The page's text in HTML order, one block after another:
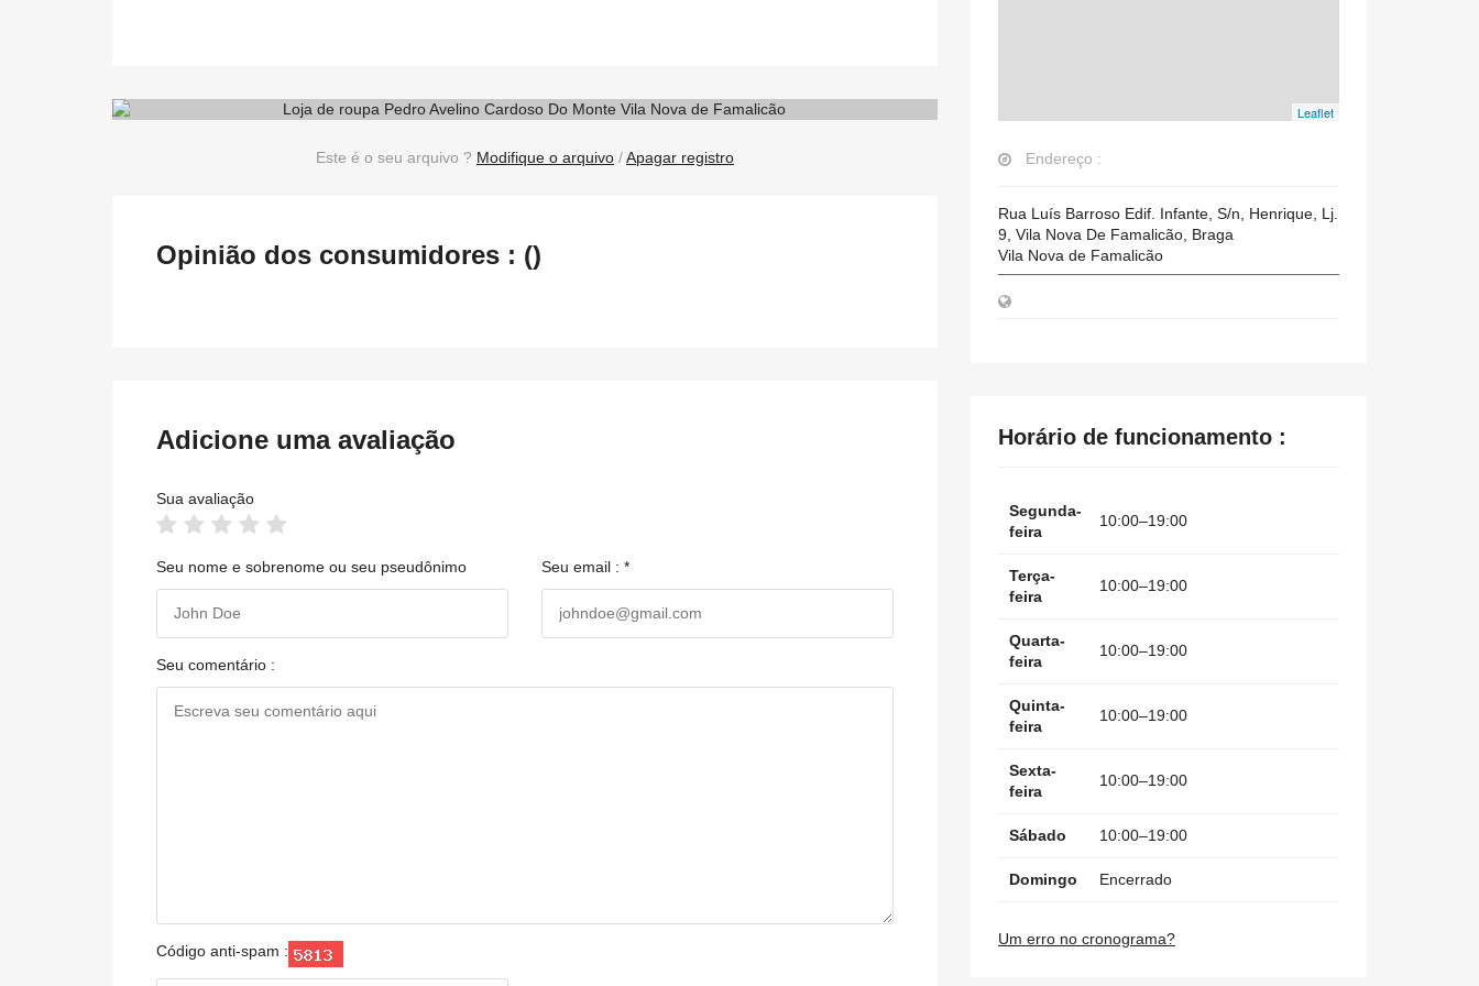
Este é o seu arquivo ? Modifique o arquivo /Apagar registro
Opinião dos consumidores : ()
Adicione uma avaliação
Sua avaliação
Seu nome e sobrenome ou seu pseudônimo Seu email : *
Seu comentário :
Código anti-spam :
Leaflet
Endereço :
Rua Luís Barroso Edif. Infante, S/n, Henrique, Lj.
9, Vila Nova De Famalicão, Braga
Vila Nova de Famalicão
Horário de funcionamento :
Segunda-
feira
10:00–19:00
Terça-
feira
10:00–19:00
Quarta-
feira
10:00–19:00
Quinta-
feira
10:00–19:00
Sexta-
feira
10:00–19:00
Sábado 10:00–19:00
Domingo Encerrado
Um erro no cronograma?